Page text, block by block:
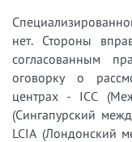
нет. Стороны
согласованным
оговорку о
центрах - ICC
(Сингапурский
LCIA (Лондонский